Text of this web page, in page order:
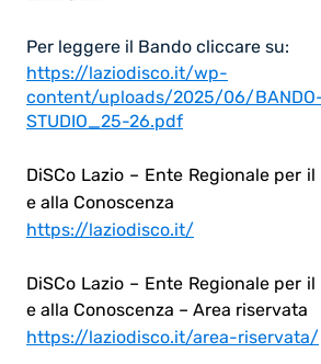
Per leggere il Bando cliccare su:
https://laziodisco.it/wp-
content/uploads/2025/06/BANDO-
STUDIO_25-26.pdf
DiSCo Lazio – Ente Regionale per
e alla Conoscenza
https://laziodisco.it/
DiSCo Lazio – Ente Regionale per
e alla Conoscenza – Area riservata
https://laziodisco.it/area-riservata/